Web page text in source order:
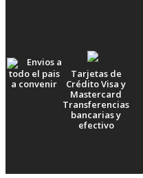
Envios a
todo el pais
a convenir
Tarjetas de
Crédito Visa y
Mastercard
Transferencias
bancarias y
efectivo